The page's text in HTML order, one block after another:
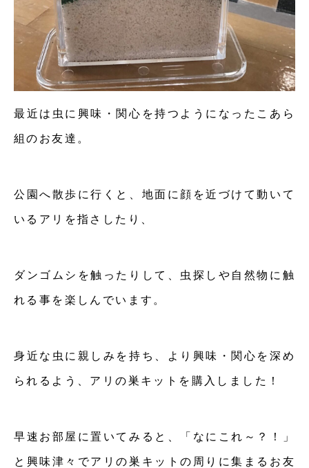
最近は虫に興味・関心を持つようになったこあら
組のお友達。
公園へ散歩に行くと、地面に顔を近づけて動いて
いるアリを指さしたり、
ダンゴムシを触ったりして、虫探しや自然物に触
れる事を楽しんでいます。
身近な虫に親しみを持ち、より興味・関心を深め
られるよう、アリの巣キットを購入しました！
早速お部屋に置いてみると、「なにこれ～？！」
と興味津々でアリの巣キットの周りに集まるお友